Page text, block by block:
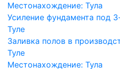
Местонахождение: Тула
Усиление фундамента под
Туле
Заливка полов в
Туле
Местонахождение: Тула